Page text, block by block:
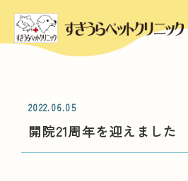
2022.06.05
開院21周年を迎えました